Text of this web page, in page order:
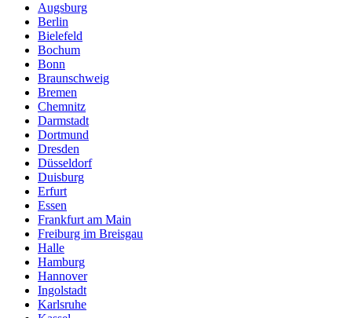
Augsburg
Berlin
Bielefeld
Bochum
Bonn
Braunschweig
Bremen
Chemnitz
Darmstadt
Dortmund
Dresden
Düsseldorf
Duisburg
Erfurt
Essen
Frankfurt am Main
Freiburg im Breisgau
Halle
Hamburg
Hannover
Ingolstadt
Karlsruhe